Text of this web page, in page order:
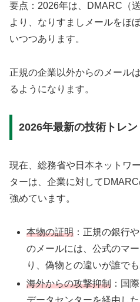
要点：2026年は、DMARC（
より、なりすましメールをほ
いつつあります。
正規の企業以外からのメール
るようになります。
2026年最新の技術トレン
現在、総務省や日本ネットワ
ターは、企業に対して
強めています。
本物の証明 ：正規の銀行
のメールには、公式のマ
り、偽物との違いが誰で
海外からの攻撃抑制 ：国